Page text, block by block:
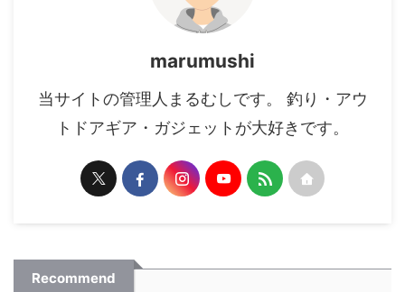
marumushi
当サイトの管理人まるむしです。 釣り・アウ
トドアギア・ガジェットが大好きです。
Recommend